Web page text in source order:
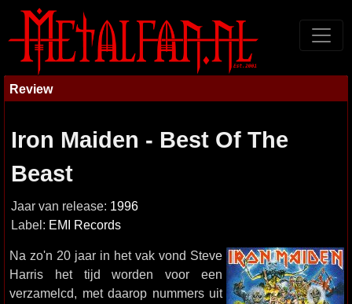
Review
Iron Maiden - Best Of The
Beast
Jaar van release: 1996
Label: EMI Records
Na zo'n 20 jaar in het vak vond Steve
Harris het tijd worden voor een
verzamelcd, met daarop nummers uit